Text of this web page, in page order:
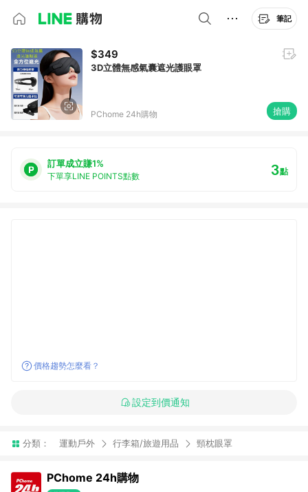
筆記
$349
3D立體無感氣囊遮光護眼罩
PChome 24h購物 搶購
訂單成立賺1%
下單享LINE POINTS點數 3點
價格趨勢怎麼看？
設定到價通知
分類： 運動戶外 行李箱/旅遊用品 頸枕眼罩
PChome 24h購物